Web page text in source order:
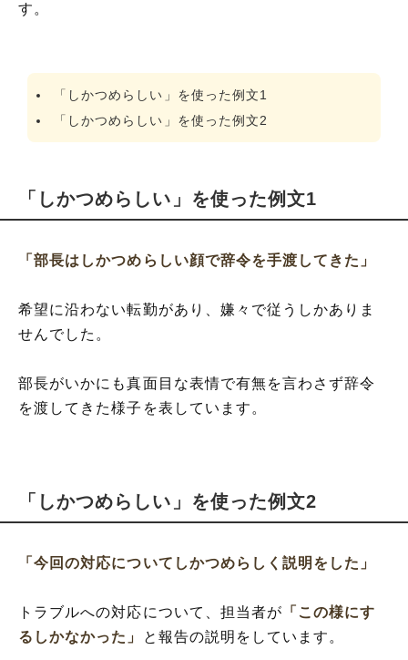
す。
「しかつめらしい」を使った例文1
「しかつめらしい」を使った例文2
「しかつめらしい」を使った例文1
「部長はしかつめらしい顔で辞令を手渡してきた」
希望に沿わない転勤があり、嫌々で従うしかありま
せんでした。
部長がいかにも真面目な表情で有無を言わさず辞令
を渡してきた様子を表しています。
「しかつめらしい」を使った例文2
「今回の対応についてしかつめらしく説明をした」
トラブルへの対応について、担当者が 「この様にす
るしかなかった」
と報告の説明をしています。